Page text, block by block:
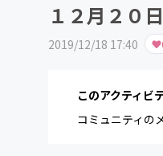
１２月２０
2019/12/18 17:40
このアクティビ
コミュニティの